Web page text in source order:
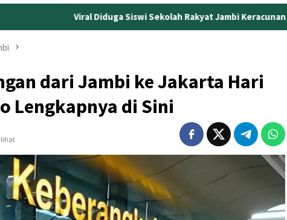
Siswi Sekolah Rakyat Jambi Keracunan, Dinsos Kota Jambi
dari Jambi ke Jakarta Hari
Lengkapnya di Sini